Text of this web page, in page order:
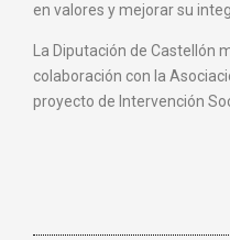
en valores y mejorar su
La Diputación de Castellón
colaboración con la
proyecto de Intervención